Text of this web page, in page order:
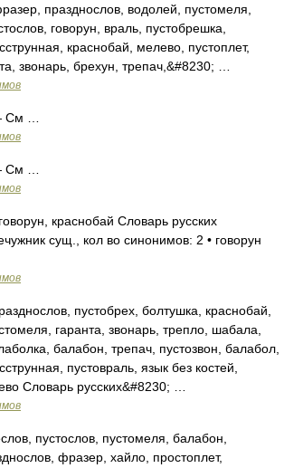
празднослов, водолей, пустомеля,
говорун, враль, пустобрешка,
краснобай, мелево, пустоплет,
звонарь, брехун, трепач,&#8230; …
…
…
краснобай Словарь русских
сущ., кол во синонимов: 2 • говорун
пустобрех, болтушка, краснобай,
гаранта, звонарь, трепло, шабала,
балабон, трепач, пустозвон, балабол,
пустовраль, язык без костей,
Словарь русских&#8230; …
пустослов, пустомеля, балабон,
фразер, хайло, простоплет,